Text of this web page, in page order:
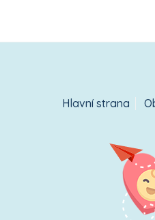
Hlavní strana